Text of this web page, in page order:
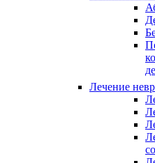
Лечение